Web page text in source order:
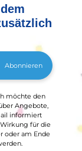
Abonnieren
möchte den
Angebote,
informiert
für die
oder am Ende